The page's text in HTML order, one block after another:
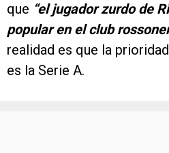
que “el jugador zurdo de
popular en el club
realidad es que la
es la Serie A.